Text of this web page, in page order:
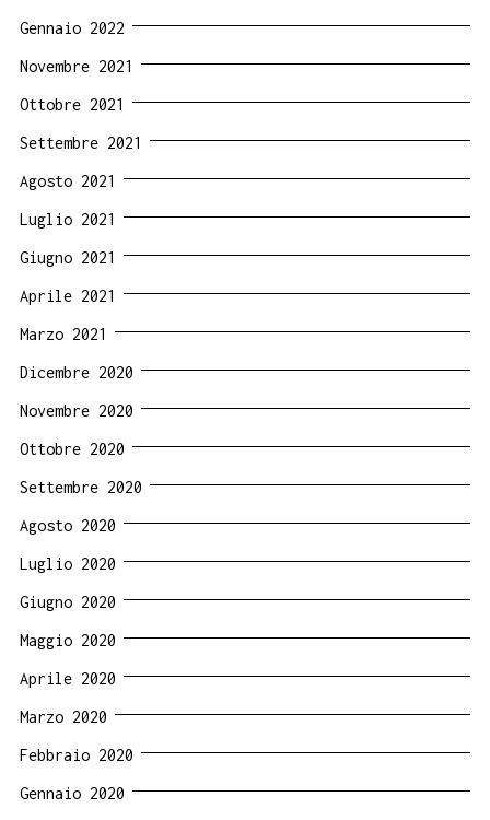
Gennaio 2022
Novembre 2021
Ottobre 2021
Settembre 2021
Agosto 2021
Luglio 2021
Giugno 2021
Aprile 2021
Marzo 2021
Dicembre 2020
Novembre 2020
Ottobre 2020
Settembre 2020
Agosto 2020
Luglio 2020
Giugno 2020
Maggio 2020
Aprile 2020
Marzo 2020
Febbraio 2020
Gennaio 2020